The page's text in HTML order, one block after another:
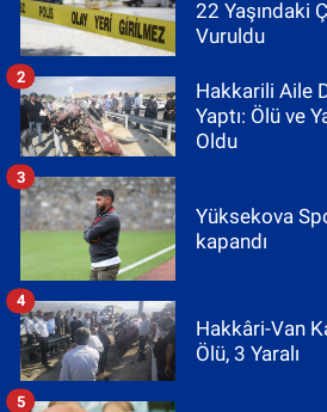
22 Yaşındaki
Vuruldu
Hakkarili Aile
Yaptı: Ölü ve
Oldu
2
Yüksekova
kapandı
3
Hakkâri-Van
Ölü, 3 Yaralı
4
5